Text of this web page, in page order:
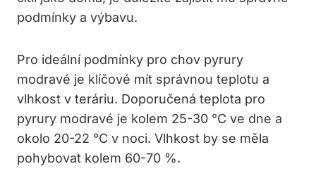
podmínky a výbavu.
Pro ideální podmínky pro chov pyrury‌
modravé je klíčové mít správnou teplotu a
‍vlhkost v teráriu. Doporučená teplota pro ​
pyrury modravé je kolem ‌25-30 °C ve‌ dne a
okolo 20-22 ‍°C v noci. Vlhkost by se měla
pohybovat kolem 60-70 ‍%.